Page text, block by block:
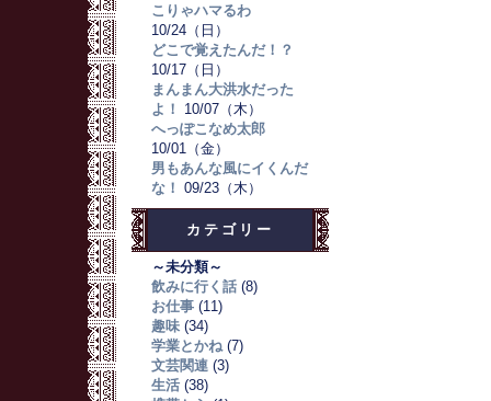
こりゃハマるわ
10/24（日）
どこで覚えたんだ！？
10/17（日）
まんまん大洪水だった
よ！
10/07（木）
へっぽこなめ太郎
10/01（金）
男もあんな風にイくんだ
な！ 09/23（木）
カテゴリー
～未分類～
飲みに行く話 (8)
お仕事 (11)
趣味 (34)
学業とかね (7)
文芸関連 (3)
生活 (38)